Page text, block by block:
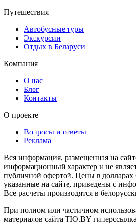
Путешествия
Автобусные туры
Экскурсии
Отдых в Беларуси
Компания
О нас
Блог
Контакты
О проекте
Вопросы и ответы
Реклама
Вся информация, размещенная на
информационный характер и не
публичной офертой. Цены в
указанные на сайте, приведены с
Все расчеты производятся в
При полном или частичном
материалов сайта TIO.BY